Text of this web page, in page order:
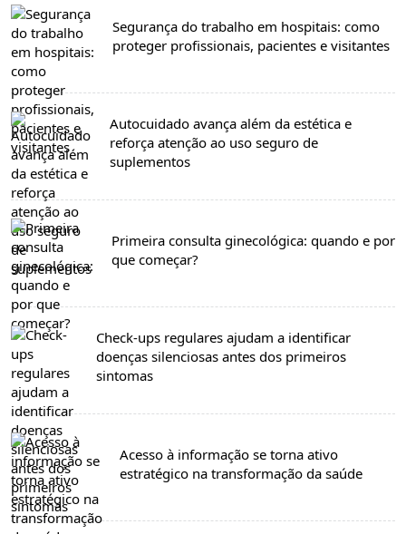
Segurança do trabalho em hospitais: como
proteger profissionais, pacientes e visitantes
Autocuidado avança além da estética e
reforça atenção ao uso seguro de
suplementos
Primeira consulta ginecológica: quando e por
que começar?
Check-ups regulares ajudam a identificar
doenças silenciosas antes dos primeiros
sintomas
Acesso à informação se torna ativo
estratégico na transformação da saúde